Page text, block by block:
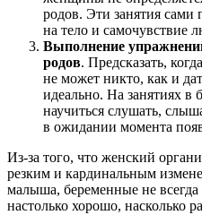
родов. Эти занятия сами
на тело и самочувствие
Выполнение
родов. Предсказать,
не может никто, как и
идеально. На занятиях в
научиться слушать,
в ожидании момента
Из-за того, что женский
резким и кардинальным
малыша, беременные не всегда
настолько хорошо, насколько